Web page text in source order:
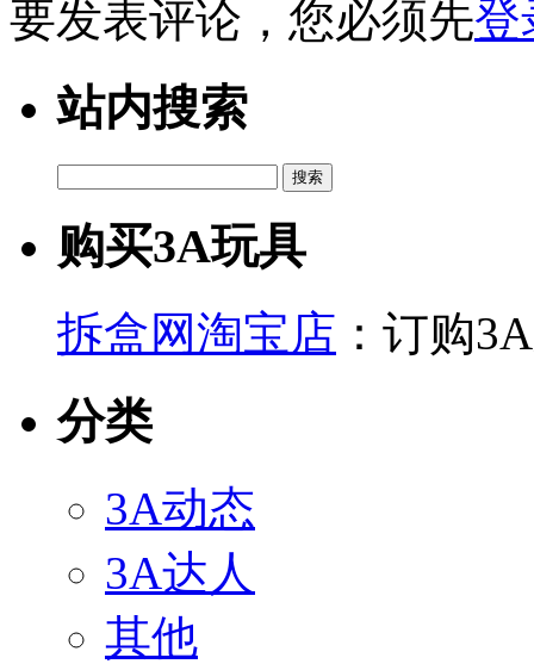
要发表评论，您必须先登
站内搜索
购买3A玩具
拆盒网淘宝店 ：订购
分类
3A动态
3A达人
其他